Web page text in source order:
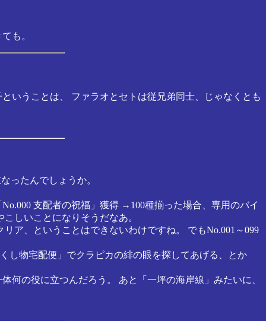
も。
いうことは、 ファラオとセトは従兄弟同士、じゃなくとも
ったんでしょうか。
支配者の祝福」獲得 →100種揃った場合、専用のバイ
しいことになりそうだなあ。
ア、ということはできないわけですね。 でもNo.001～099
し物宅配便」でクラピカの緋の眼を探してあげる、とか
何の役に立つんだろう。 あと「一坪の海岸線」みたいに、